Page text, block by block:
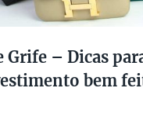
Grife – Dicas
bem